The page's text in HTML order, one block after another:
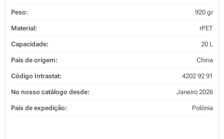
Peso: 920 gr
Material: rPET
Capacidade: 20 L
País de origem: China
Código Intrastat: 4202 92 91
No nosso catálogo desde: Janeiro 2026
País de expedição: Polónia